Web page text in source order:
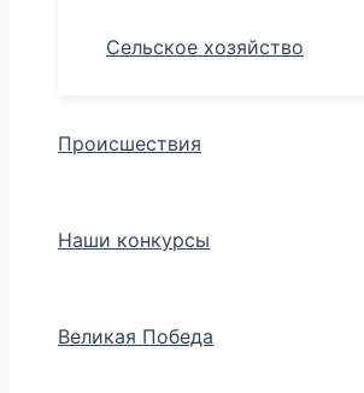
Сельское хозяйство
Происшествия
Наши конкурсы
Великая Победа